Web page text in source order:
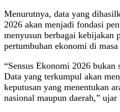
Menurutnya, data yang
2026 akan menjadi fondasi
menyusun berbagai kebijakan
pertumbuhan ekonomi di masa
“Sensus Ekonomi 2026 bukan
Data yang terkumpul akan
keputusan yang menentukan
nasional maupun daerah,” ujar